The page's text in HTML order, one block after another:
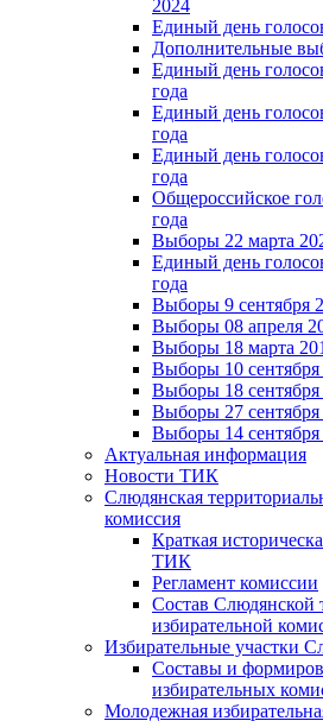
2024
Единый день
Дополнительные
Единый день
года
Единый день
года
Единый день
года
Общероссийское
года
Выборы 22 марта
Единый день
года
Выборы 9 сентября
Выборы 08 апреля
Выборы 18 марта
Выборы 10 сентября
Выборы 18 сентября
Выборы 27 сентября
Выборы 14 сентября
Актуальная информация
Новости ТИК
Слюдянская
комиссия
Краткая
ТИК
Регламент комиссии
Состав Слюдянской
избирательной
Избирательные участки
Составы и
избирательных
Молодежная